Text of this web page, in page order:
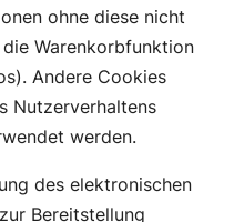
ohne diese nicht
Warenkorbfunktion
Andere Cookies
Nutzerverhaltens
werden.
des elektronischen
Bereitstellung